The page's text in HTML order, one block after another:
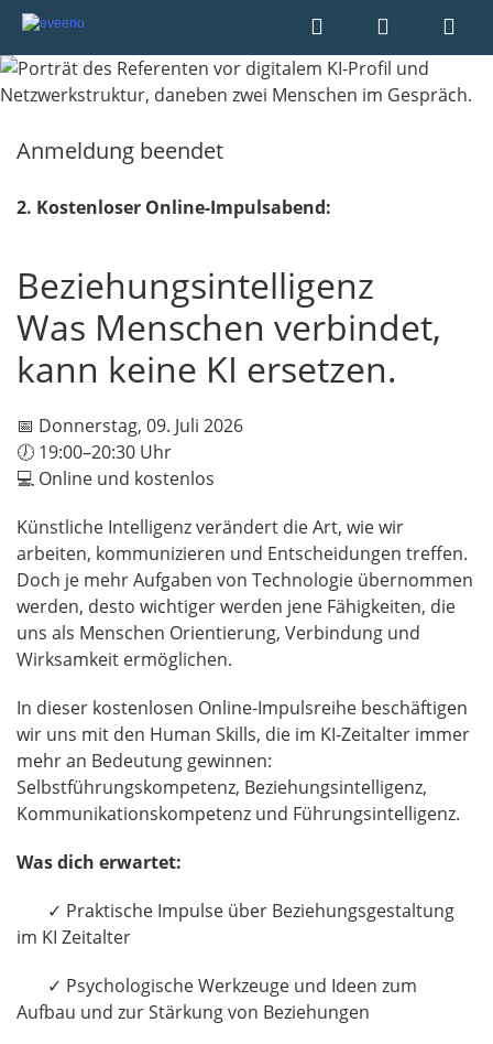
Anmeldung beendet
2. Kostenloser Online-Impulsabend:
Beziehungsintelligenz
Was Menschen verbindet,
kann keine KI ersetzen.
📅 Donnerstag, 09. Juli 2026
🕖 19:00–20:30 Uhr
💻 Online und kostenlos
Künstliche Intelligenz verändert die Art, wie wir
arbeiten, kommunizieren und Entscheidungen treffen.
Doch je mehr Aufgaben von Technologie übernommen
werden, desto wichtiger werden jene Fähigkeiten, die
uns als Menschen Orientierung, Verbindung und
Wirksamkeit ermöglichen.
In dieser kostenlosen Online-Impulsreihe beschäftigen
wir uns mit den Human Skills, die im KI-Zeitalter immer
mehr an Bedeutung gewinnen:
Selbstführungskompetenz, Beziehungsintelligenz,
Kommunikationskompetenz und Führungsintelligenz.
Was dich erwartet:
✓ Praktische Impulse über Beziehungsgestaltung
im KI Zeitalter
✓ Psychologische Werkzeuge und Ideen zum
Aufbau und zur Stärkung von Beziehungen